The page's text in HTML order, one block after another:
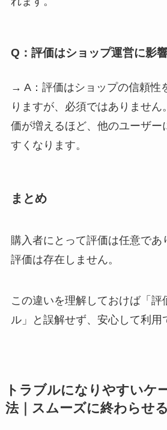
Q：評価はショップ運営に影
→ A：評価はショップの信頼性
りますが、必須ではありません
価が増えるほど、他のユーザー
すくなります。
まとめ
購入者にとって評価は任意であ
評価は存在しません。
この違いを理解しておけば「評
ル」と誤解せず、安心して利用
トラブルになりやすいケ
法｜スムーズに終わらせ